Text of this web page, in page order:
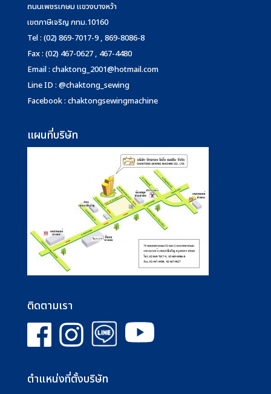
ถนนเพชรเกษม แขวงบางหว้า
เขตภาษีเจริญ กทม.10160
Tel : (02) 869-7017-9 , 869-8086-8
Fax : (02) 467-0627 , 467-4480
Email : chaktong_2001@hotmail.com
Line ID : @chaktong_sewing
Facebook : chaktongsewingmachine
แผนที่บริษัท
ติดตามเรา
ตำแหน่งที่ตั้งบริษัท